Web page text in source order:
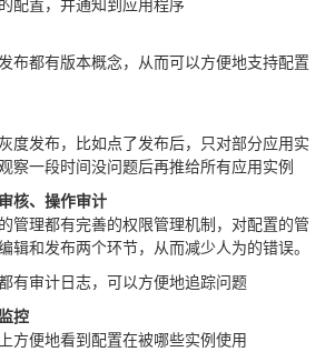
布都有版本概念，从而可以方便地支持配置
度发布，比如点了发布后，只对部分应用实
察一段时间没问题后再推给所有应用实例
核、操作审计
管理都有完善的权限管理机制，对配置的管
辑和发布两个环节，从而减少人为的错误。
有审计日志，可以方便地追踪问题
控
方便地看到配置在被哪些实例使用